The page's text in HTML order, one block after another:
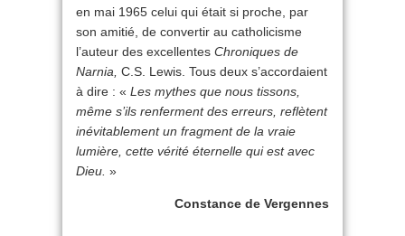
en mai 1965 celui qui était si proche, par
son amitié, de convertir au catholicisme
l’auteur des excellentes Chroniques de
Narnia, C.S. Lewis. Tous deux s’accordaient
à dire : « Les mythes que nous tissons,
même s’ils renferment des erreurs, reflètent
inévitablement un fragment de la vraie
lumière, cette vérité éternelle qui est avec
Dieu. »
Constance de Vergennes